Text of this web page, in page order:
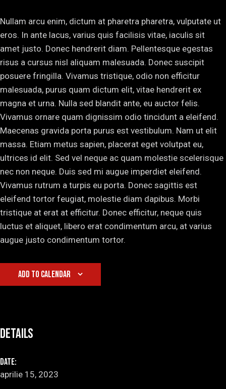
Nullam arcu enim, dictum at pharetra pharetra, vulputate ut
eros. In ante lacus, varius quis facilisis vitae, iaculis sit
amet justo. Donec hendrerit diam. Pellentesque egestas
risus a cursus nisl aliquam malesuada. Donec suscipit
posuere fringilla. Vivamus tristique, odio non efficitur
malesuada, purus quam dictum elit, vitae hendrerit ex
magna et urna. Nulla sed blandit ante, eu auctor felis.
Vivamus ornare quam dignissim odio tincidunt a eleifend.
Maecenas gravida porta purus est vestibulum. Nam ut elit
massa. Etiam metus sapien, placerat eget volutpat eu,
ultrices id elit. Sed vel neque ac quam molestie scelerisque
nec non neque. Duis sed mi augue imperdiet eleifend.
Vivamus rutrum a turpis eu porta. Donec sagittis est
eleifend tortor feugiat, molestie diam dapibus. Morbi
tristique at erat at efficitur. Donec efficitur, neque quis
luctus et aliquet, libero erat condimentum arcu, at varius
augue justo condimentum tortor.
ADD TO CALENDAR
Details
Date:
aprilie 15, 2023